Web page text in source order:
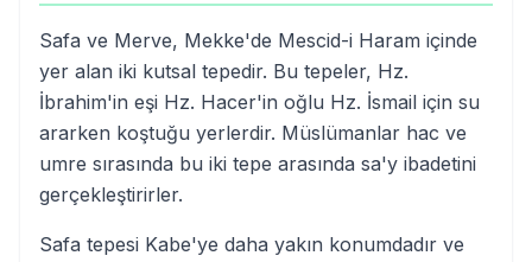
Safa ve Merve, Mekke'de Mescid-i Haram içinde
yer alan iki kutsal tepedir. Bu tepeler, Hz.
İbrahim'in eşi Hz. Hacer'in oğlu Hz. İsmail için su
ararken koştuğu yerlerdir. Müslümanlar hac ve
umre sırasında bu iki tepe arasında sa'y ibadetini
gerçekleştirirler.
Safa tepesi Kabe'ye daha yakın konumdadır ve